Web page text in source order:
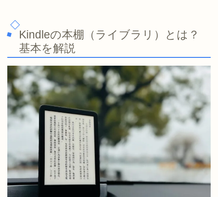
Kindleの本棚（ライブラリ）とは？
基本を解説